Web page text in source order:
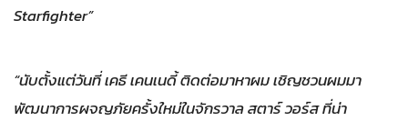
Starfighter”
“นับตั้งแต่วันที่ เคธี เคนเนดี้ ติดต่อมาหาผม เชิญชวนผมมา
พัฒนาการผจญภัยครั้งใหม่ในจักรวาล สตาร์ วอร์ส ที่น่า